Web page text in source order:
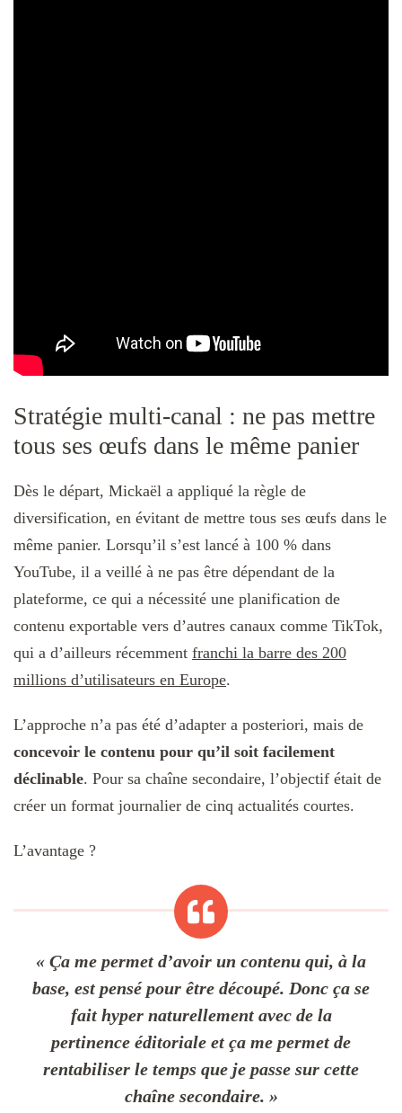
Stratégie multi-canal : ne pas mettre
tous ses œufs dans le même panier
Dès le départ, Mickaël a appliqué la règle de
diversification, en évitant de mettre tous ses œufs dans le
même panier. Lorsqu’il s’est lancé à 100 % dans
YouTube, il a veillé à ne pas être dépendant de la
plateforme, ce qui a nécessité une planification de
contenu exportable vers d’autres canaux comme TikTok,
qui a d’ailleurs récemment franchi la barre des 200
millions d’utilisateurs en Europe.
L’approche n’a pas été d’adapter a posteriori, mais de
concevoir le contenu pour qu’il soit facilement
déclinable. Pour sa chaîne secondaire, l’objectif était de
créer un format journalier de cinq actualités courtes.
L’avantage ?
« Ça me permet d’avoir un contenu qui, à la
base, est pensé pour être découpé. Donc ça se
fait hyper naturellement avec de la
pertinence éditoriale et ça me permet de
rentabiliser le temps que je passe sur cette
chaîne secondaire. »